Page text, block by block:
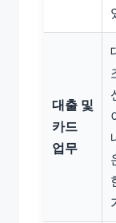
대출 및
카드
업무